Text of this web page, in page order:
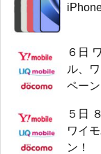
６日
ル、
ペーン
５日
ワイ
ン！